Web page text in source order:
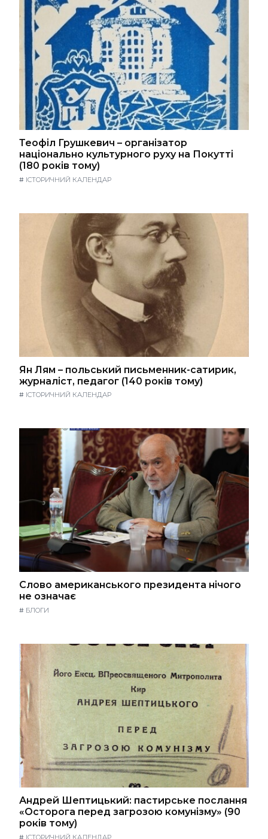
Теофіл Грушкевич – організатор
національно культурного руху на Покутті
(180 років тому)
# ІСТОРИЧНИЙ КАЛЕНДАР
Ян Лям – польський письменник-сатирик,
журналіст, педагог (140 років тому)
# ІСТОРИЧНИЙ КАЛЕНДАР
Слово американського президента нічого
не означає
# БЛОГИ
Андрей Шептицький: пастирське послання
«Осторога перед загрозою комунізму» (90
років тому)
# ІСТОРИЧНИЙ КАЛЕНДАР